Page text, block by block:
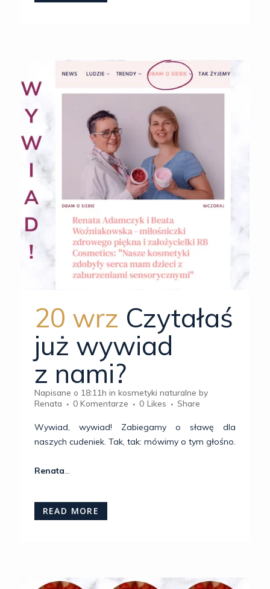
20 wrz Czytałaś
już wywiad
z nami?
Napisane o 18:11h in kosmetyki naturalne by
Renata
0 Komentarze 0 Likes Share
Wywiad, wywiad! Zabiegamy o sławę dla
naszych cudeniek. Tak, tak: mówimy o tym głośno.
Renata...
READ MORE